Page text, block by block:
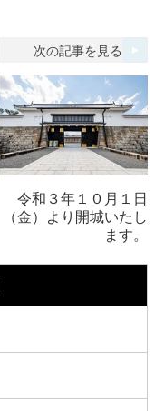
次の記事を見る
令和３年１０月１日
（金）より開城いたし
ます。